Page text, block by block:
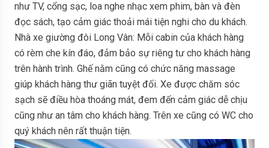
như TV, cổng sạc, loa nghe nhạc xem phim, bàn và đèn
đọc sách, tạo cảm giác thoải mái tiện nghi cho du khách.
Nhà xe giường đôi Long Vân: Mỗi cabin của khách hàng
có rèm che kín đáo, đảm bảo sự riêng tư cho khách hàng
trên hành trình. Ghế nằm cũng có chức năng massage
giúp khách hàng thư giãn tuyệt đối. Xe được chăm sóc
sạch sẽ điều hòa thoáng mát, đem đến cảm giác dễ chịu
cũng như an tâm cho khách hàng. Trên xe cũng có WC cho
quý khách nên rất thuận tiện.